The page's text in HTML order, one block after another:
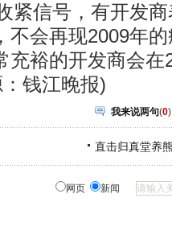
紧信号，有开发
不会再现2009年
充裕的开发商会在
钱江晚报)
我来说两句(0)
直击归真堂养
网页 新闻